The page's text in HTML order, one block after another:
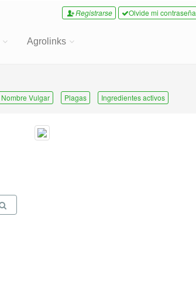
Registrarse Olvide mi contraseña
Agrolinks
Nombre Vulgar Plagas Ingredientes activos